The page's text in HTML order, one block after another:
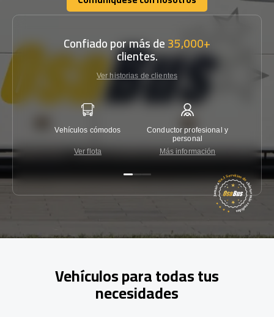
Comuníquese con nosotros
Confiado por más de35,000+
clientes.
Ver historias de clientes
Vehículos cómodos
Ver flota
Conductor profesional y
personal
Más información
Vehículos para todas tus
necesidades